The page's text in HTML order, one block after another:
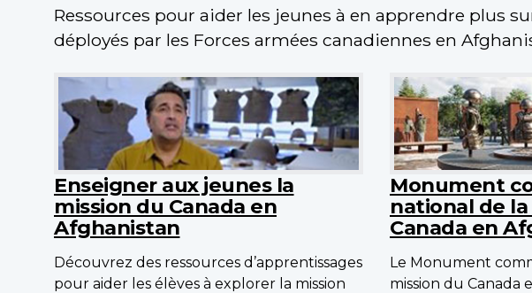
Ressources pour aider les jeunes à en apprendre plus
déployés par les Forces armées canadiennes en
Enseigner aux jeunes la
mission du Canada en
Afghanistan
Découvrez des ressources d’apprentissages
pour aider les élèves à explorer la mission
Monument
national de
Canada en
Le Monument
mission du Canada